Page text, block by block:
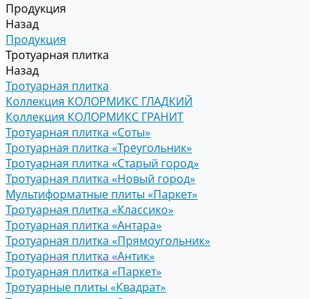
Продукция
Назад
Продукция
Тротуарная плитка
Назад
Тротуарная плитка
Коллекция КОЛОРМИКС ГЛАДКИЙ
Коллекция КОЛОРМИКС ГРАНИТ
Тротуарная плитка «Соты»
Тротуарная плитка «Треугольник»
Тротуарная плитка «Старый город»
Тротуарная плитка «Новый город»
Мультиформатные плиты «Паркет»
Тротуарная плитка «Классико»
Тротуарная плитка «Антара»
Тротуарная плитка «Прямоугольник»
Тротуарная плитка «Антик»
Тротуарная плитка «Паркет»
Тротуарные плиты «Квадрат»